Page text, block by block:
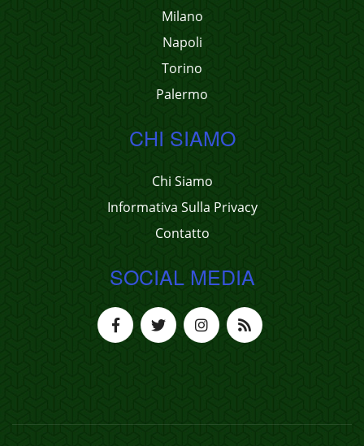
Milano
Napoli
Torino
Palermo
CHI SIAMO
Chi Siamo
Informativa Sulla Privacy
Contatto
SOCIAL MEDIA